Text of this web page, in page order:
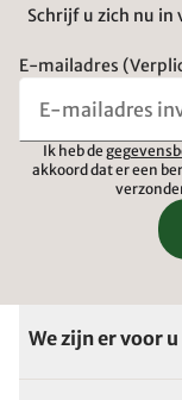
Schrijf u zich nu in
E-mailadres
Ik heb de
akkoord dat er een
We zijn er voor u